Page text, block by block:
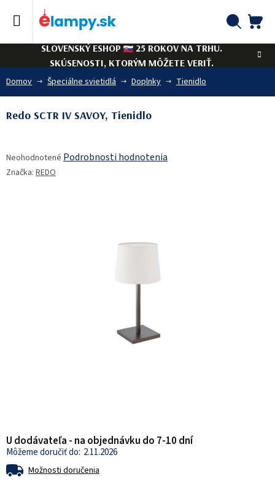
SLOVENSKÝ ESHOP
25 ROKOV NA TRHU.
SKÚSENOSTI, KTORÝM MÔŽETE VERIŤ.
Domov Špeciálne svietidlá Doplnky Tienidlo
U dodávateľa - na objednávku do 7-10 dní
2.11.2026
Možnosti doručenia
Redo SCTR IV SAVOY, Tienidlo
hodnotenie
produktu
Neohodnotené Podrobnosti hodnotenia
Značka: REDO